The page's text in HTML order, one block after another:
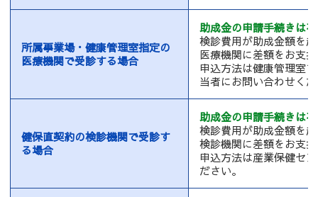
所属事業場・健康管理室指定の
医療機関で受診する場合
助成金の申請手続きは
検診費用が助成金額を
医療機関に差額をお支
申込方法は健康管理室
当者にお問い合わせく
健保直契約の検診機関で受診す
る場合
助成金の申請手続きは
検診費用が助成金額を
検診機関に差額をお支
申込方法は産業保健セ
ださい。